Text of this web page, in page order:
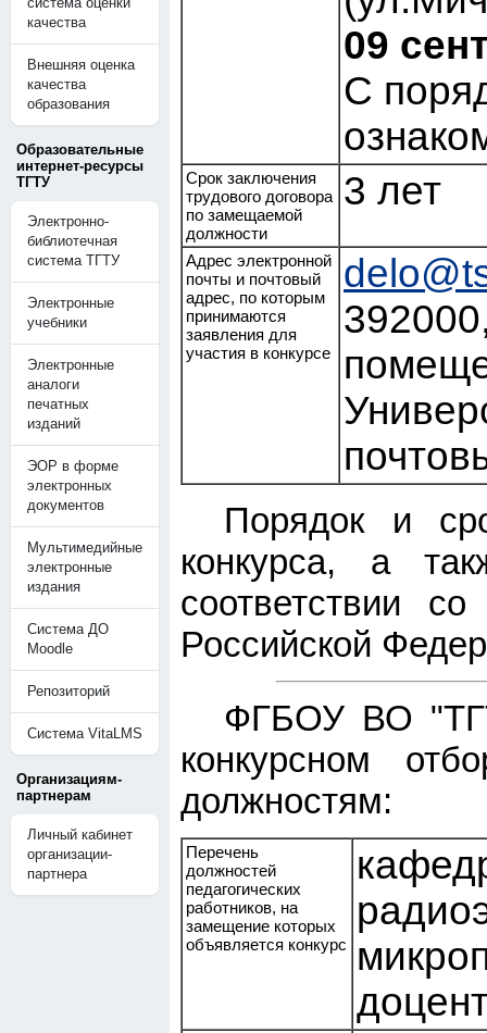
качества
Внешняя оценка
качества
образования
Образовательные
интернет-ресурсы
ТГТУ
Электронно-
библиотечная
система ТГТУ
Электронные
учебники
Электронные
аналоги
печатных
изданий
ЭОР в форме
электронных
документов
Мультимедийные
электронные
издания
Система ДО
Moodle
Репозиторий
Система VitaLMS
Организациям-
партнерам
Личный кабинет
организации-
партнера
09
С
Срок заключения
трудового договора
по замещаемой
должности
3 лет
Адрес электронной
почты и почтовый
адрес, по которым
принимаются
заявления для
участия в конкурсе
Порядок и
конкурса, а
соответствии
Российской
ФГБОУ ВО
конкурсном
должностям:
Перечень
должностей
педагогических
работников, на
замещение которых
объявляется конкурс